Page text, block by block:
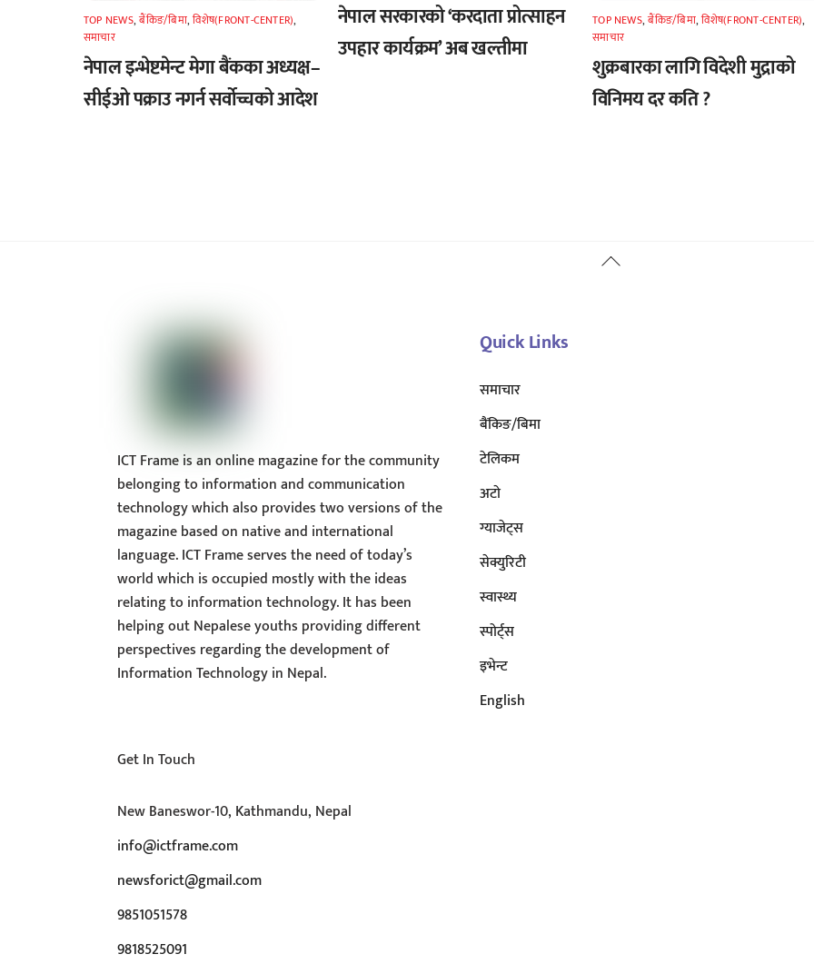
TOP NEWS,बैंकिङ/बिमा,विशेष(FRONT-CENTER),
समाचार
नेपाल इन्भेष्टमेन्ट मेगा बैंकका अध्यक्ष–
सीईओ पक्राउ नगर्न सर्वोच्चको आदेश
नेपाल सरकारको ‘करदाता प्रोत्साहन
उपहार कार्यक्रम’ अब खल्तीमा
TOP NEWS,बैंकिङ/बिमा,विशेष(FRONT-CENTER),
समाचार
शुक्रबारका लागि विदेशी मुद्राको
विनिमय दर कति ?
Back
ICT Frame is an online magazine for the community
belonging to information and communication
technology which also provides two versions of the
magazine based on native and international
language. ICT Frame serves the need of today’s
world which is occupied mostly with the ideas
relating to information technology. It has been
helping out Nepalese youths providing different
perspectives regarding the development of
Information Technology in Nepal.
Quick Links
समाचार
बैंकिङ/बिमा
टेलिकम
अटाे
ग्याजेट्स
सेक्युरिटी
स्वास्थ्य
स्पोर्ट्स
इभेन्ट
English
Get In Touch
New Baneswor-10, Kathmandu, Nepal
info@ictframe.com
newsforict@gmail.com
9851051578
9818525091